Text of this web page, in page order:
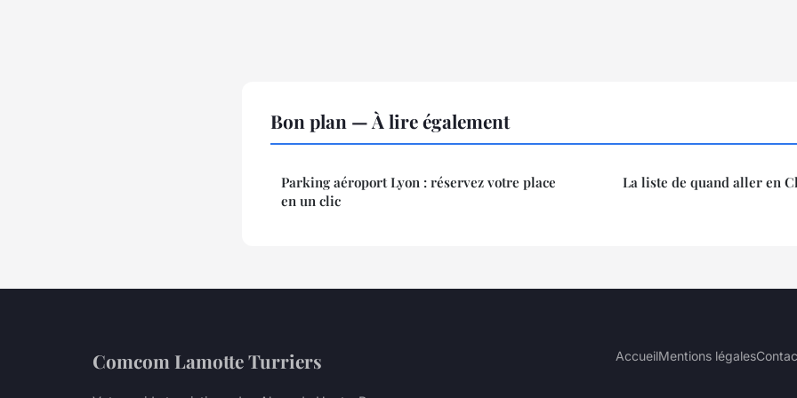
Bon plan — À lire également
Parking aéroport Lyon : réservez votre place
en un clic
La liste de quand aller en
Comcom Lamotte Turriers AccueilMentions légales